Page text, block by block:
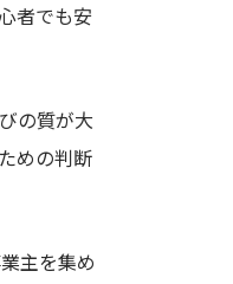
者でも安
の質が大
めの判断
主を集め